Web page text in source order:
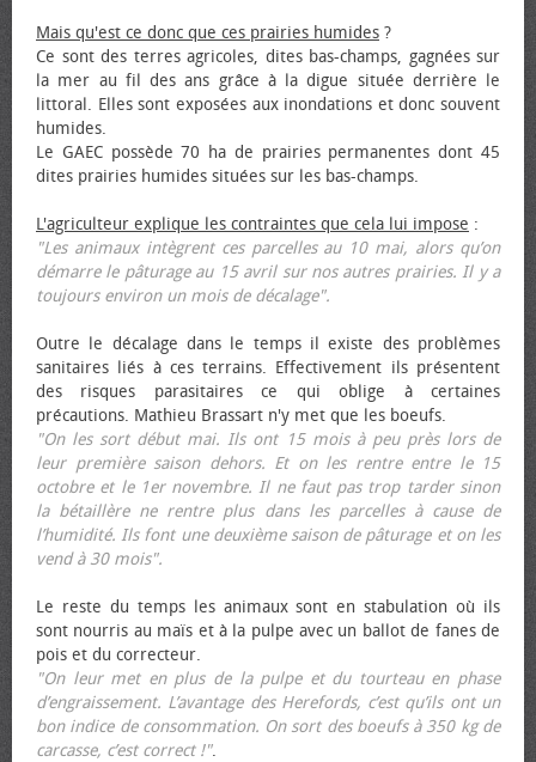
Mais qu'est ce donc que ces prairies humides ?
Ce sont des terres agricoles, dites bas-champs, gagnées sur
la mer au fil des ans grâce à la digue située derrière le
littoral. Elles sont exposées aux inondations et donc souvent
humides.
Le GAEC possède 70 ha de prairies permanentes dont 45
dites prairies humides situées sur les bas-champs.
L'agriculteur explique les contraintes que cela lui impose :
"Les animaux intègrent ces parcelles au 10 mai, alors qu’on
démarre le pâturage au 15 avril sur nos autres prairies. Il y a
toujours environ un mois de décalage".
Outre le décalage dans le temps il existe des problèmes
sanitaires liés à ces terrains. Effectivement ils présentent
des risques parasitaires ce qui oblige à certaines
précautions. Mathieu Brassart n'y met que les bœufs.
"On les sort début mai. Ils ont 15 mois à peu près lors de
leur première saison dehors. Et on les rentre entre le 15
octobre et le 1er novembre. Il ne faut pas trop tarder sinon
la bétaillère ne rentre plus dans les parcelles à cause de
l’humidité. Ils font une deuxième saison de pâturage et on les
vend à 30 mois".
Le reste du temps les animaux sont en stabulation où ils
sont nourris au maïs et à la pulpe avec un ballot de fanes de
pois et du correcteur.
"On leur met en plus de la pulpe et du tourteau en phase
d’engraissement. L’avantage des Herefords, c’est qu’ils ont un
bon indice de consommation. On sort des bœufs à 350 kg de
carcasse, c’est correct !".